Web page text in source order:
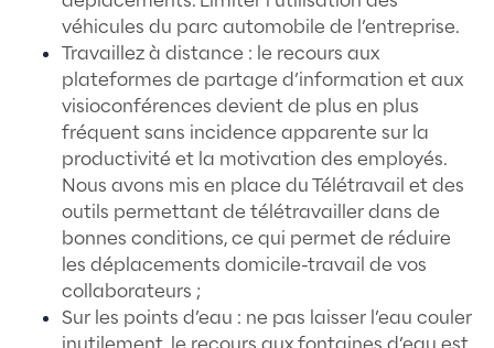
recrutement & de conseil spécialisé dans
du Sport et de l’Entertainment et qui
service global ressources humaines pour
aux besoins de nos clients et aux attentes
talents. Notre ambition est simple : offrir la
meilleure expérience de recrutement
les talents et les entreprises.
Meent met également au service des
des consultants RH expérimentés dans la
des ressources humaines, pour les aider à